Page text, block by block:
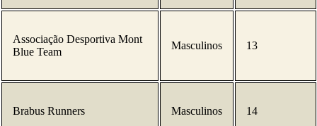
Associação Desportiva Mont
Blue Team
Masculinos 13
Brabus Runners Masculinos 14